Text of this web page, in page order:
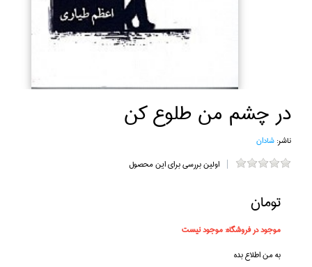
در چشم من طلوع كن
ناشر:شادان
اولین بررسی برای این محصول
تومان
موجود در فروشگاه:موجود نیست
به من اطلاع بده